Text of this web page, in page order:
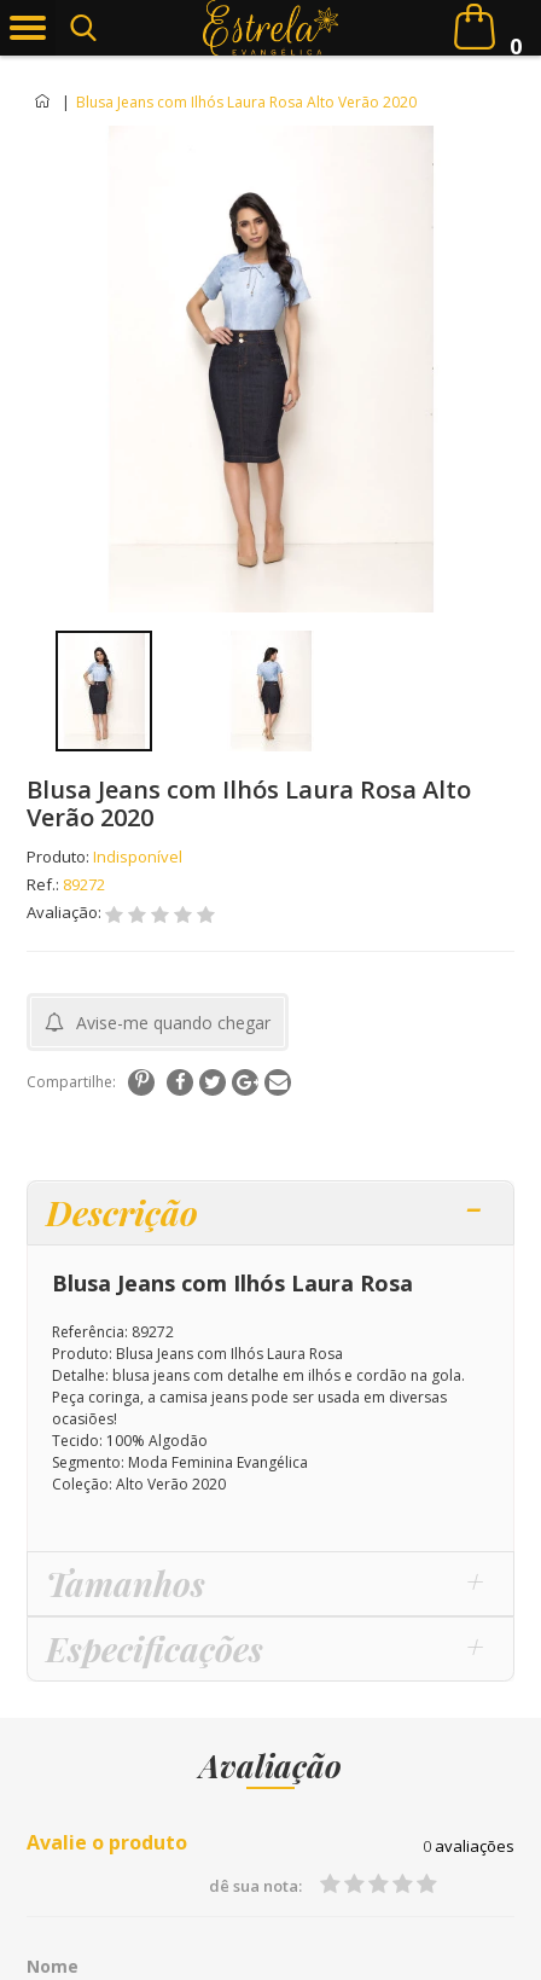
0
| Blusa Jeans com Ilhós Laura Rosa Alto Verão 2020
Blusa Jeans com Ilhós Laura Rosa Alto
Verão 2020
Produto: Indisponível
Ref.: 89272
Avaliação:
Avise-me quando chegar
Compartilhe:
Descrição
Blusa Jeans com Ilhós Laura Rosa
Referência: 89272
Produto: Blusa Jeans com Ilhós Laura Rosa
Detalhe: blusa jeans com detalhe em ilhós e cordão na gola.
Peça coringa, a camisa jeans pode ser usada em diversas
ocasiões!
Tecido: 100% Algodão
Segmento: Moda Feminina Evangélica
Coleção: Alto Verão 2020
Tamanhos
Especificações
Avaliação
Avalie o produto 0avaliações
dê sua nota:
Nome